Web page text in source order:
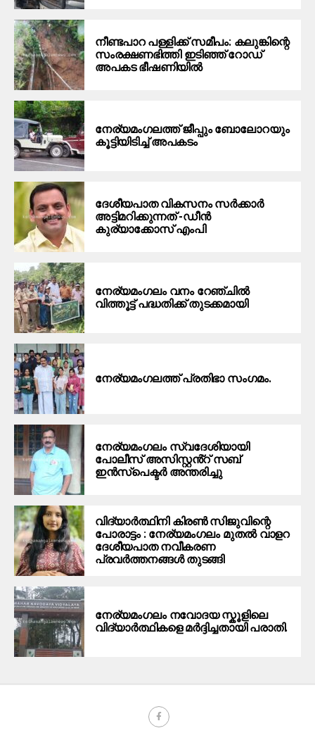
നീണ്ടപാറ പള്ളിക്ക് സമീപം: കലുങ്കിന്റെ
സംരക്ഷണഭിത്തി ഇടിഞ്ഞ് റോഡ്
അപകട ഭീഷണിയില്‍
നേര്യമംഗലത്ത് ജീപ്പും ബോലോറയും
കൂട്ടിയിടിച്ച് അപകടം
ദേശീയപാത വികസനം സർക്കാർ
അട്ടിമറിക്കുന്നത് -ഡീൻ
കുര്യാക്കോസ് എംപി
നേര്യമംഗലം വനം റേഞ്ചിൽ
വിത്തൂട്ട് പദ്ധതിക്ക് തുടക്കമായി
നേര്യമംഗലത്ത് പ്രതിഭാ സംഗമം.
നേര്യമംഗലം സ്വദേശിയായി
പോലീസ് അസിസ്റ്റൻ്റ് സബ്
ഇൻസ്പെക്ടർ അന്തരിച്ചു
വിദ്യാർത്ഥിനി കിരൺ സിജുവിന്റെ
പോരാട്ടം : നേര്യമംഗലം മുതൽ വാളറ
ദേശീയപാത നവീകരണ
പ്രവർത്തനങ്ങൾ തുടങ്ങി
നേര്യമംഗലം നവോദയ സ്കൂളിലെ
വിദ്യാർത്ഥികളെ മർദ്ദിച്ചതായി പരാതി.